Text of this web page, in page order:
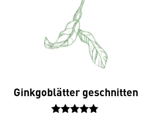
Ginkgoblätter geschnitten